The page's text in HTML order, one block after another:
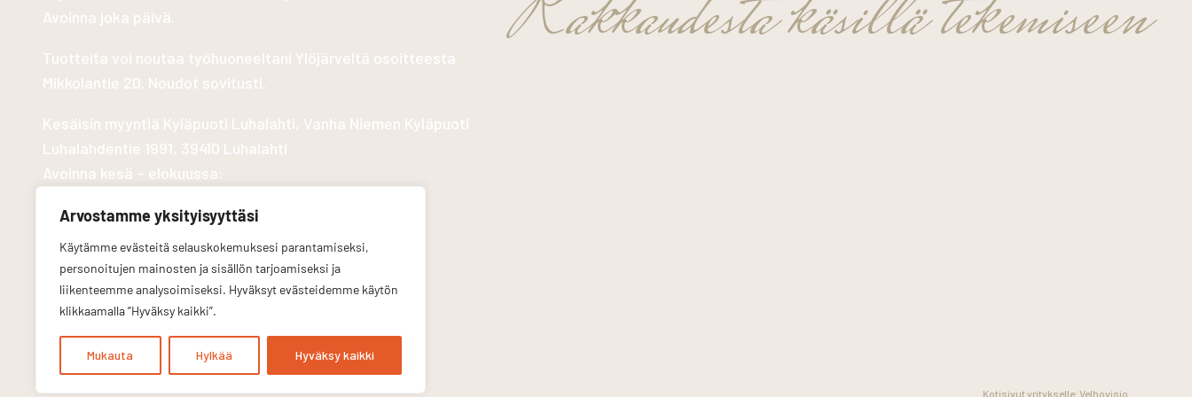
Arvostamme yksityisyyttäsi
Käytämme evästeitä selauskokemuksesi parantamiseksi,
personoitujen mainosten ja sisällön tarjoamiseksi ja
liikenteemme analysoimiseksi. Hyväksyt evästeidemme käytön
klikkaamalla ”Hyväksy kaikki”.
Mukauta Hylkää Hyväksy kaikki
Avoinna joka päivä.
Tuotteita voi noutaa työhuoneeltani Ylöjärveltä osoitteesta
Mikkolantie 20. Noudot sovitusti.
Kesäisin myyntiä Kyläpuoti Luhalahti, Vanha Niemen Kyläpuoti
Luhalahdentie 1991, 39410 Luhalahti
Avoinna kesä – elokuussa:
Tietosuojaseloste
Kotisivut yritykselle: Velhovisio